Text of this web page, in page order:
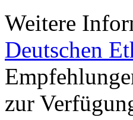
Weitere
Deutschen
zur